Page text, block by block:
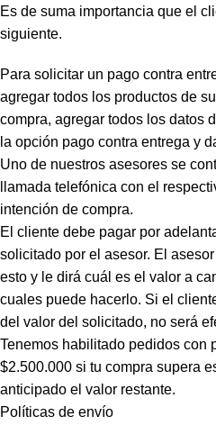
Es de suma importancia que el
siguiente.
Para solicitar un pago contra
agregar todos los productos de
compra, agregar todos los datos
la opción pago contra entrega y
Uno de nuestros asesores se
llamada telefónica con el
intención de compra.
El cliente debe pagar por
solicitado por el asesor. El
esto y le dirá cuál es el valor a
cuales puede hacerlo. Si el
del valor del solicitado, no será
Tenemos habilitado pedidos con
$2.500.000 si tu compra supera
anticipado el valor restante.
Políticas de envío